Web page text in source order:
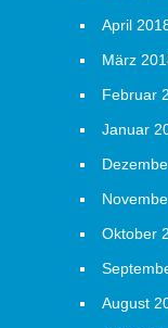
April
März
Februar
Januar
Oktober
August